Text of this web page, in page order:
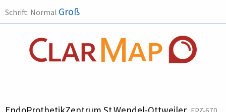
Schrift: Normal Groß